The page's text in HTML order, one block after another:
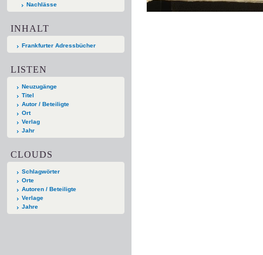
Nachlässe
INHALT
Frankfurter Adressbücher
LISTEN
Neuzugänge
Titel
Autor / Beteiligte
Ort
Verlag
Jahr
CLOUDS
Schlagwörter
Orte
Autoren / Beteiligte
Verlage
Jahre